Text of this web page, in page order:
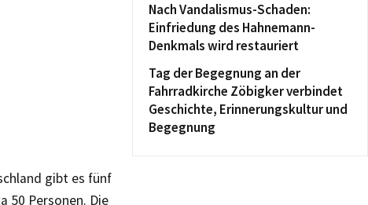
gibt es fünf
50 Personen. Die
Nach Vandalismus-Schaden:
Einfriedung des Hahnemann-
Denkmals wird restauriert
Tag der Begegnung an der
Fahrradkirche Zöbigker verbindet
Geschichte, Erinnerungskultur und
Begegnung